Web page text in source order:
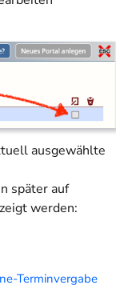
ausgewählte
später auf
werden:
Terminvergabe